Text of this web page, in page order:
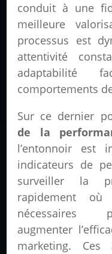
conduit à une
meilleure
processus est
attentivité
adaptabilité
comportements
Sur ce dernier
de la
l’entonnoir est
indicateurs de
surveiller la
rapidement où
nécessaires
augmenter
marketing. Ces